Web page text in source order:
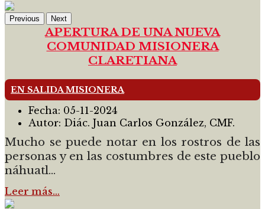
Previous Next
APERTURA DE UNA NUEVA
COMUNIDAD MISIONERA
CLARETIANA
EN SALIDA MISIONERA
Fecha: 05-11-2024
Autor: Diác. Juan Carlos González, CMF.
Mucho se puede notar en los rostros de las
personas y en las costumbres de este pueblo
náhuatl...
Leer más…